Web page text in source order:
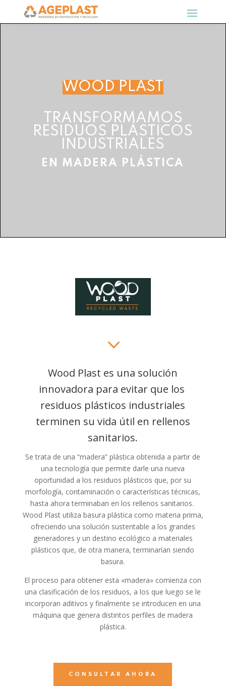
WOOD PLAST
TRANSFORMAMOS
RESIDUOS PLÁSTICOS
INDUSTRIALES
EN MADERA PLÁSTICA
3
Wood Plast es una solución
innovadora para evitar que los
residuos plásticos industriales
terminen su vida útil en rellenos
sanitarios.
Se trata de una “madera” plástica obtenida a partir de
una tecnología que permite darle una nueva
oportunidad a los residuos plásticos que, por su
morfología, contaminación o características técnicas,
hasta ahora terminaban en los rellenos sanitarios.
Wood Plast utiliza basura plástica como materia prima,
ofreciendo una solución sustentable a los grandes
generadores y un destino ecológico a materiales
plásticos que, de otra manera, terminarían siendo
basura.
El proceso para obtener esta «madera» comienza con
una clasificación de los residuos, a los que luego se le
incorporan aditivos y finalmente se introducen en una
máquina que genera distintos perfiles de madera
plástica.
CONSULTAR AHORA